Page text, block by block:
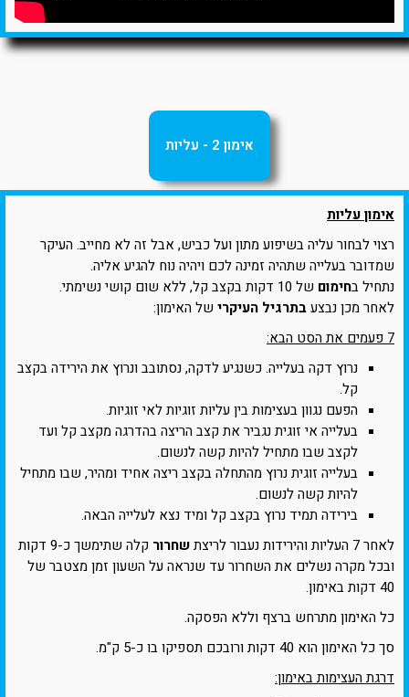
אימון 2 - עליות
אימון עליות
רצוי לבחור עליה בשיפוע מתון ועל כביש, אבל זה לא מחייב. העיקר
שמדובר בעלייה שתהיה זמינה לכם ויהיה נוח להגיע אליה.
נתחיל בחימום של 10 דקות בקצב קל, ללא שום קושי נשימתי.
לאחר מכן נבצעבתרגיל העיקרי של האימון:
7 פעמים את הסט הבא:
נרוץ דקה בעלייה. כשנגיע לדקה, נסתובב ונרוץ את הירידה בקצב
קל.
הפעם נגוון בעצימות בין עליות זוגיות לאי זוגיות.
בעלייה אי זוגית נגביר את קצב הריצה בהדרגה מקצב קל ועד
לקצב שבו מתחיל להיות קשה לנשום.
בעלייה זוגית נרוץ מהתחלה בקצב ריצה אחיד ומהיר, שבו מתחיל
להיות קשה לנשום.
בירידה תמיד נרוץ בקצב קל ומיד נצא לעלייה הבאה.
לאחר 7 העליות והירידות נעבור לריצת
שחרור
קלה שתימשך כ-9 דקות
ובכל מקרה נשלים את השחרור עד שנראה על השעון זמן מצטבר של
40 דקות באימון.
כל האימון מתרחש ברצף וללא הפסקה.
סך כל האימון הוא 40 דקות ורובכם תספיקו בו כ-5 ק"מ.
דרגת העצימות באימון: